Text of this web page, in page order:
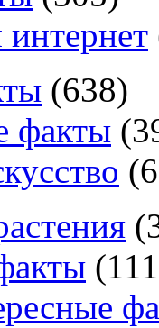
(638)
факты (
(
(
(111